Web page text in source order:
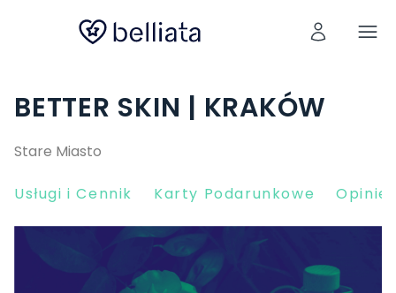
BETTER SKIN | KRAKÓW
Stare Miasto
Usługi i Cennik Karty Podarunkowe Opinie